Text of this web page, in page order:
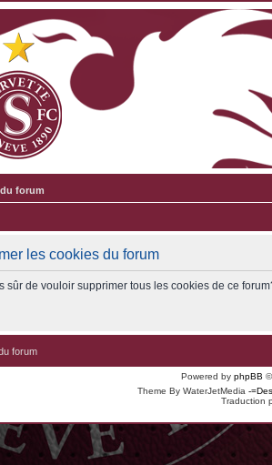
forum
les cookies du forum
sûr de vouloir supprimer tous les cookies de ce
forum
Powered by phpBB
Theme By WaterJetMedia -
Traduction